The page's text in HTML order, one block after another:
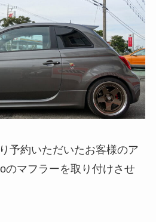
予約いただいたお客様のア
のマフラーを取り付けさせ